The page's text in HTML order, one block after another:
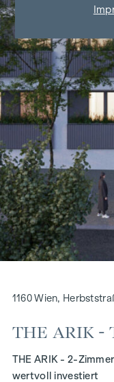
1160 Wien,
THE ARIK -
THE ARIK - 2-
wertvoll investiert